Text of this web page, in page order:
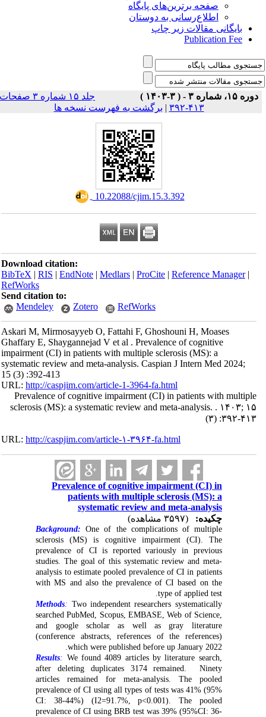
صفحه برترین‌های پایگاه
اطلاع‌رسانی به دوستان
بایگانی مقالات زیر چاپ
Publication Fee
دوره ۱۵، شماره ۳ - ( ۳-۱۴۰۳ )
جلد ۱۵ شماره ۳ صفحات
۴۱۳-۳۹۲
|برگشت به فهرست نسخه ها
‎ 10.22088/cjim.15.3.392
Download citation:
BibTeX|RIS|EndNote|Medlars|ProCite|Reference Manager
RefWorks
Send citation to:
Mendeley
Zotero RefWorks
Askari M, Mirmosayyeb O, Fattahi F, Ghoshouni H, Moases
Ghaffary E, Shaygannejad V et al . Prevalence of cognitive
impairment (CI) in patients with multiple sclerosis (MS): a
systematic review and meta-analysis. Caspian J Intern Med 2024;
15 (3) :392-413
URL:http://caspjim.com/article-1-3964-fa.html
Prevalence of cognitive impairment (CI) in patients with multiple
sclerosis (MS): a systematic review and meta-analysis. . ۱۴۰۳; ۱۵
(۳) :۳۹۲-۴۱۳
URL:http://caspjim.com/article-۱-۳۹۶۴-fa.html
Prevalence of cognitive impairment (CI) in
patients with multiple sclerosis (MS): a
systematic review and meta-analysis
چکیده:
Background:One of the complications of multiple
sclerosis (MS) is cognitive impairment (CI). The
prevalence of CI is reported variously in previous
studies. The goal of this systematic review and meta-
analysis to estimate pooled prevalence of CI in patients
with MS and also the prevalence of CI based on the
type of applied test.
Methods:Two independent researchers systematically
searched PubMed, Scopus, EMBASE, Web of Science,
and google scholar as well as gray literature
(conference abstracts, references of the references)
which were published before up January 2022.
Results:We found 4089 articles by literature search,
after deleting duplicates 3174 remained. Ninety
articles remained for meta-analysis. The pooled
prevalence of CI using all types of tests was 41% (95%
CI: 38-44%) (I2=91.7%, p<0.001). The pooled
prevalence of CI using BRB test was 39% (95%CI: 36-